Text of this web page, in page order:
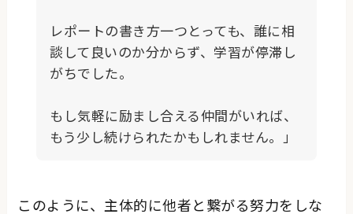
レポートの書き方一つとっても、誰に相
談して良いのか分からず、学習が停滞し
がちでした。
もし気軽に励まし合える仲間がいれば、
もう少し続けられたかもしれません。」
このように、主体的に他者と繋がる努力をしな